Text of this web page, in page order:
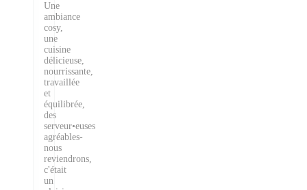
Une
ambiance
cosy,
une
cuisine
délicieuse,
nourrissante,
travaillée
et
équilibrée,
des
serveur•euses
agréables-
nous
reviendrons,
c'était
un